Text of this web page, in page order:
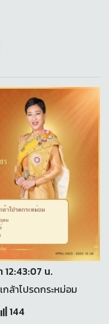
12:43:07 น.
ล้าโปรดกระหม่อม
144